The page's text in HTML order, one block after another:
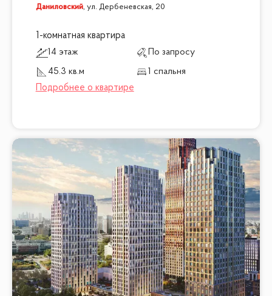
Даниловский, ул. Дербеневская, 20
1-комнатная квартира
14 этаж
По запросу
45.3 кв.м
1 спальня